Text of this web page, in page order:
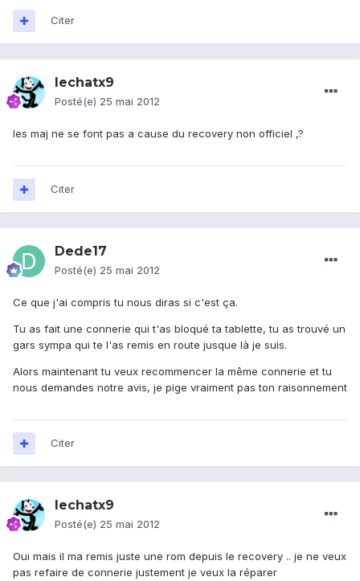
Citer
lechatx9
Posté(e) 25 mai 2012
les maj ne se font pas a cause du recovery non officiel ,?
Citer
Dede17
Posté(e) 25 mai 2012
Ce que j'ai compris tu nous diras si c'est ça.
Tu as fait une connerie qui t'as bloqué ta tablette, tu as trouvé un
gars sympa qui te l'as remis en route jusque là je suis.
Alors maintenant tu veux recommencer la même connerie et tu
nous demandes notre avis, je pige vraiment pas ton raisonnement
Citer
lechatx9
Posté(e) 25 mai 2012
Oui mais il ma remis juste une rom depuis le recovery .. je ne veux
pas refaire de connerie justement je veux la réparer